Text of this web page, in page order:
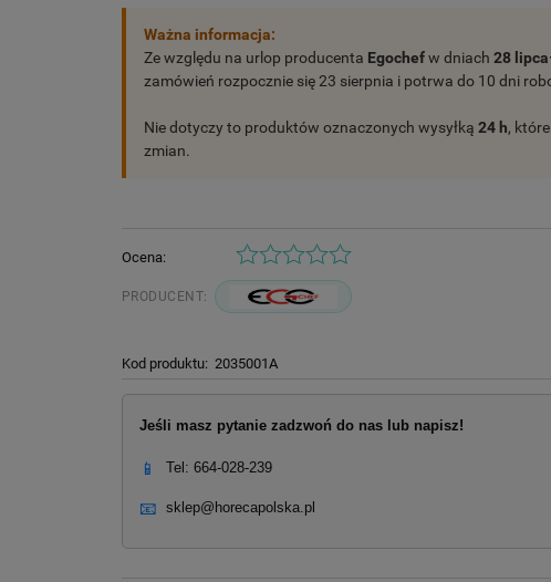
Ważna informacja:
Ze względu na urlop producenta Egochefw dniach 28
zamówień rozpocznie się 23 sierpnia i potrwa do 10 dni
Nie dotyczy to produktów oznaczonych wysyłką 24 h,
zmian.
Ocena:
PRODUCENT:
Kod produktu: 2035001A
Jeśli masz pytanie zadzwoń do nas lub napisz!
📱 Tel: 664-028-239
📧 sklep@horecapolska.pl